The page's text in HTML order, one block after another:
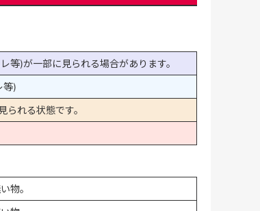
等)が一部に見られる場合があります。
等)
れる状態です。
物。